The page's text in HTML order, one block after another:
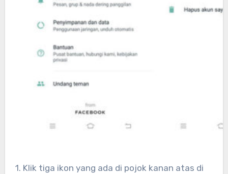
1. Klik tiga ikon yang ada di pojok kanan atas di